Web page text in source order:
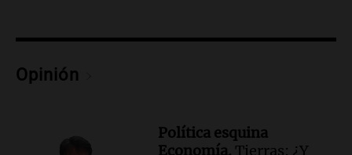
la mujer quemada en la E-53: por qué
Audio.
Ulpiano Suárez se lanza como
Opinión
Política esquina
Economía. Tierras: ¿Y